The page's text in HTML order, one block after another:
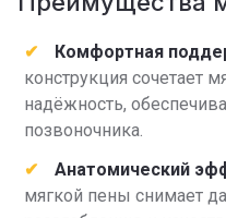
Комфортная
конструкция сочетает
надёжность,
позвоночника.
Анатомический
мягкой пены снимает